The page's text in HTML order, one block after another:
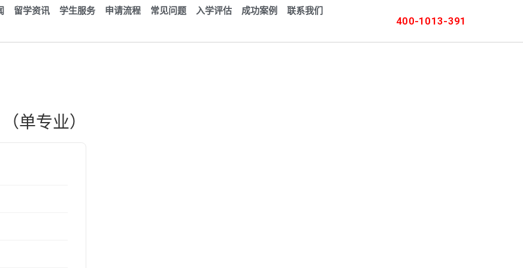
留学资讯 学生服务 申请流程 常见问题 入学评估 成功案例
联系我们
400-1013-391
单专业）